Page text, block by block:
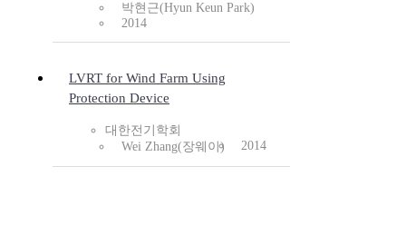
박현근(Hyun Keun Park)
2014
LVRT for Wind Farm Using
Protection Device
대한전기학회
Wei Zhang(장웨이)
2014